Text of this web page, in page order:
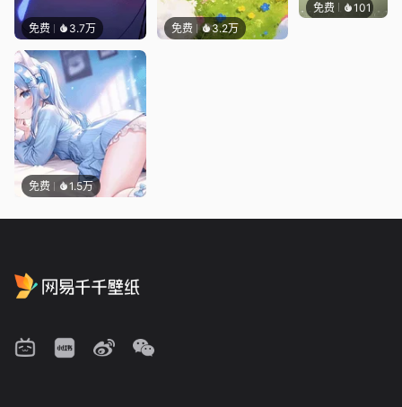
免费 3.7万 免费 3.2万
免费 1.5万
免费 101木木